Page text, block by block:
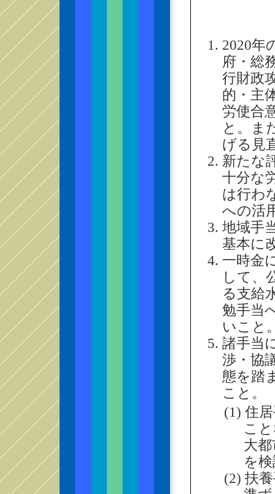
2020年
府・総
行財政
的・主
労使合
と。ま
げる見
新たな
十分な
は行わ
への活
地域手
基本に
一時金
して、
る支給
勉手当
いこと
諸手当
渉・協
態を踏
こと。
(1) 住
こ
大
を
(2) 扶